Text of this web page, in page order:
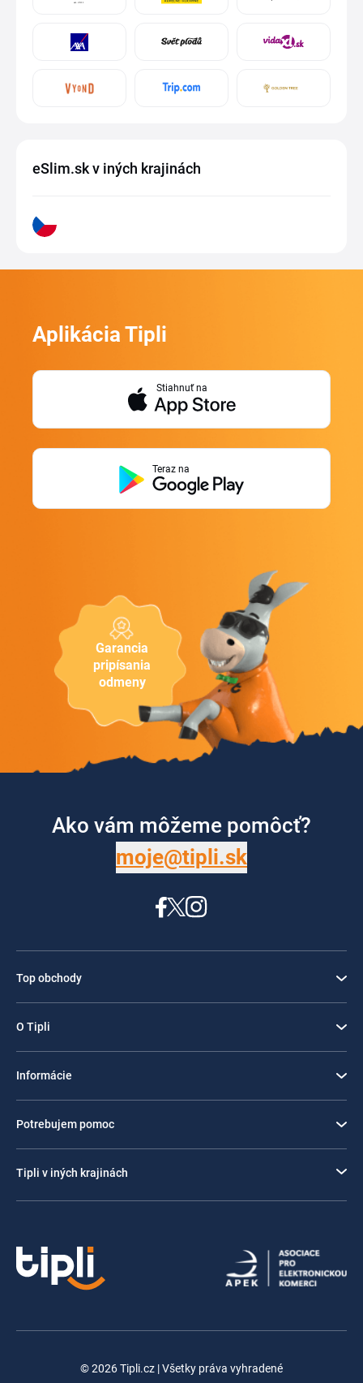
eSlim.sk v iných krajinách
Garancia
pripísania
odmeny
Aplikácia Tipli
Stiahnuť na
Teraz na
Ako vám môžeme pomôcť?
moje@tipli.sk
Top obchody
O Tipli
Informácie
Potrebujem pomoc
Tipli v iných krajinách
© 2026 Tipli.cz | Všetky práva vyhradené